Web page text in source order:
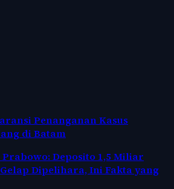
Penanganan Kasus
di Batam
Deposito 1,5 Miliar
Dipelihara, Ini Fakta yang